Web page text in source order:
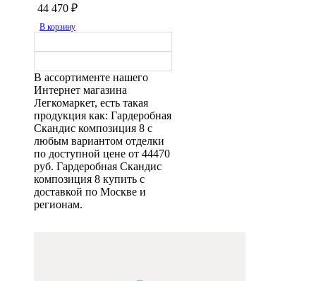
44 470 ₽
В корзину
В ассортименте нашего
Интернет магазина
Легкомаркет, есть такая
продукция как: Гардеробная
Скандис композиция 8 с
любым вариантом отделки
по доступной цене от 44470
руб. Гардеробная Скандис
композиция 8 купить с
доставкой по Москве и
регионам.